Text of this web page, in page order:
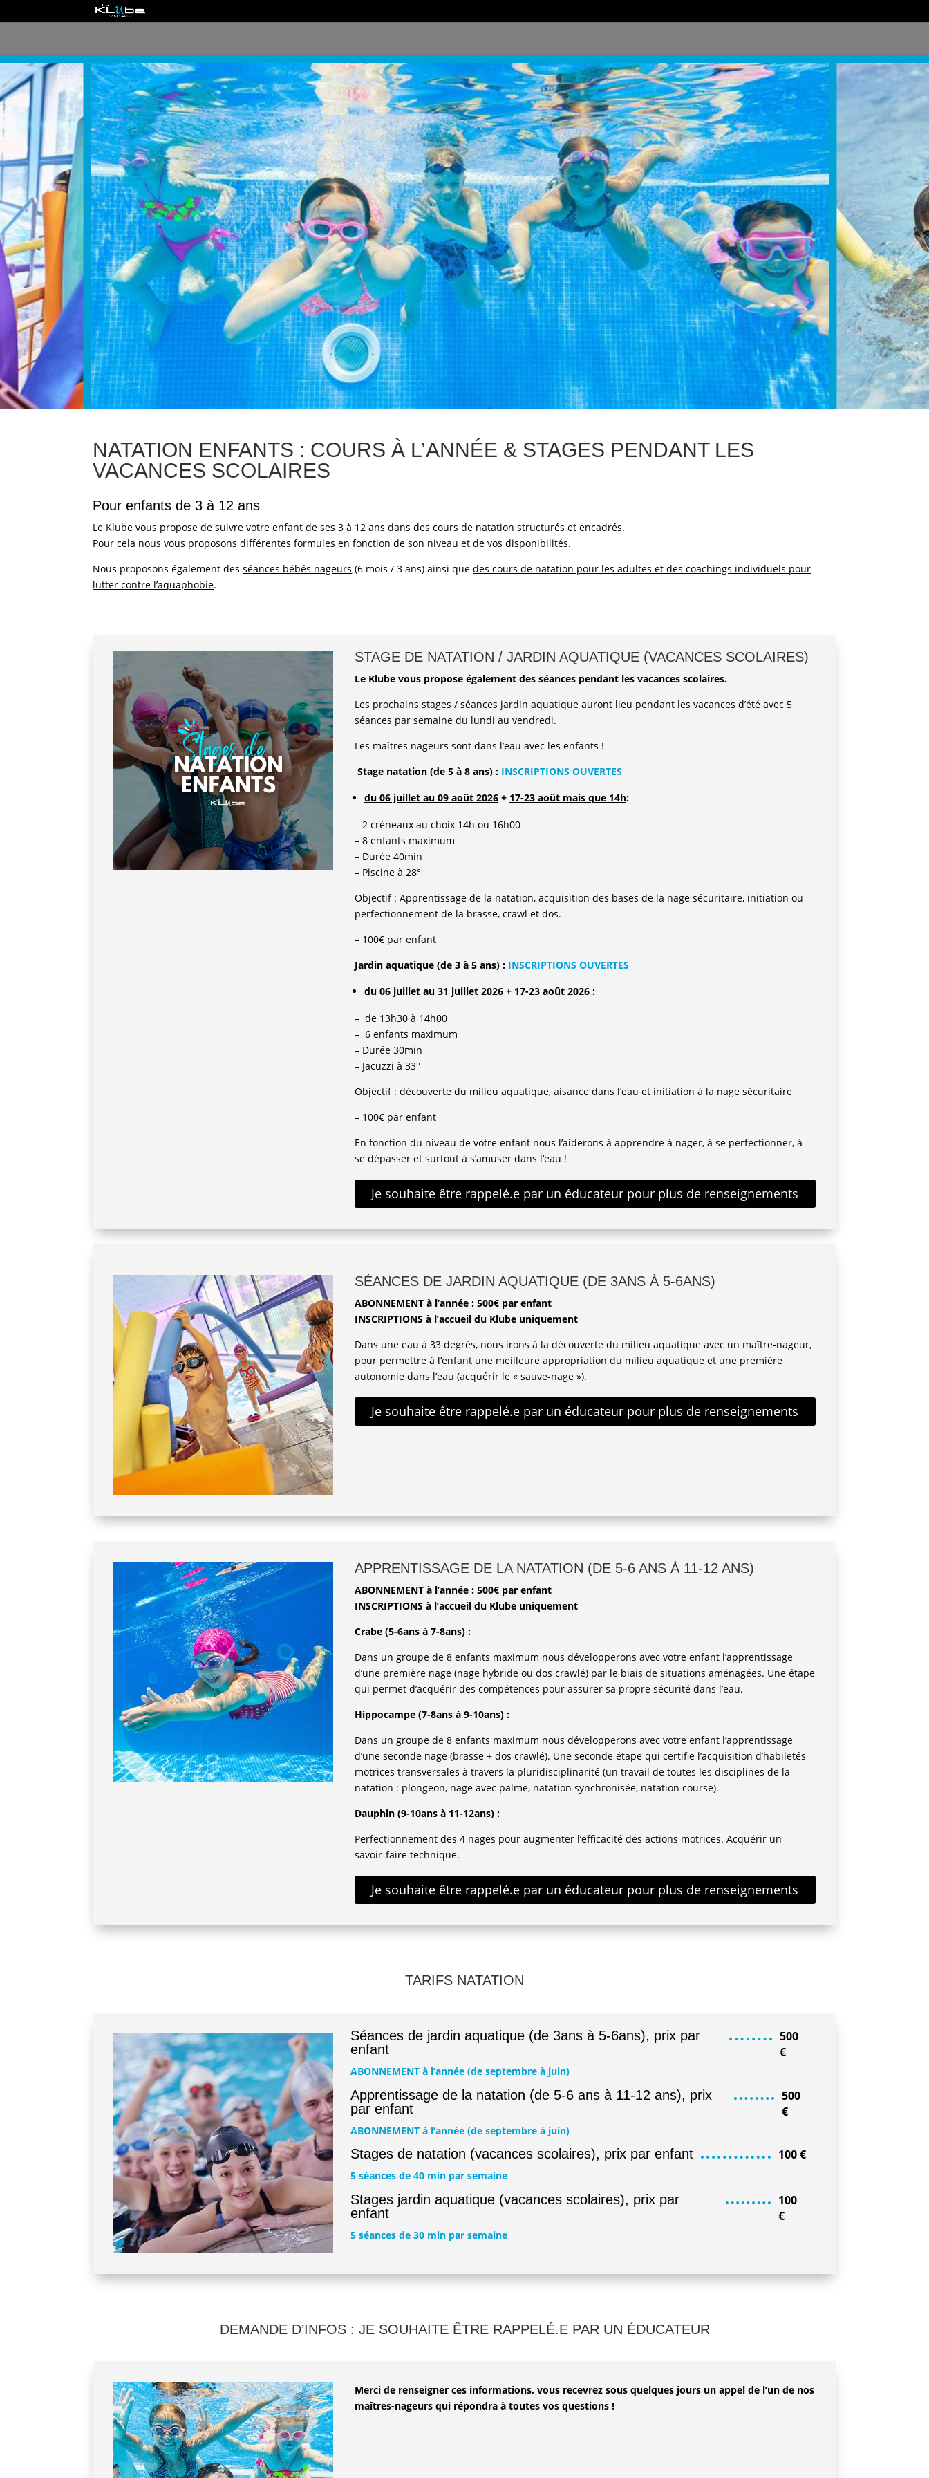
NATATION ENFANTS : COURS À L’ANNÉE & STAGES PENDANT LES
VACANCES SCOLAIRES
Pour enfants de 3 à 12 ans
Le Klube vous propose de suivre votre enfant de ses 3 à 12 ans dans des cours de natation structurés et encadrés.
Pour cela nous vous proposons différentes formules en fonction de son niveau et de vos disponibilités.
Nous proposons également desséances bébés nageurs (6 mois / 3 ans) ainsi quedes cours de natation pour les adultes et des coachings individuels pour
lutter contre l’aquaphobie.
STAGE DE NATATION / JARDIN AQUATIQUE (VACANCES SCOLAIRES)
Le Klube vous propose également des séances pendant les vacances scolaires.
Les prochains stages / séances jardin aquatique auront lieu pendant les vacances d’été avec 5
séances par semaine du lundi au vendredi.
Les maîtres nageurs sont dans l’eau avec les enfants !
Stage natation(de 5 à 8 ans) : INSCRIPTIONS OUVERTES
du 06 juillet au 09 août 2026+ 17-23 août mais que 14h:
– 2 créneaux au choix 14h ou 16h00
– 8 enfants maximum
– Durée 40min
– Piscine à 28°
Objectif : Apprentissage de la natation, acquisition des bases de la nage sécuritaire, initiation ou
perfectionnement de la brasse, crawl et dos.
– 100€ par enfant
Jardin aquatique (de 3 à 5 ans) : INSCRIPTIONS OUVERTES
du 06 juillet au 31 juillet 2026+ 17-23 août 2026 :
– de 13h30 à 14h00
– 6 enfants maximum
– Durée 30min
– Jacuzzi à 33°
Objectif : découverte du milieu aquatique, aisance dans l’eau et initiation à la nage sécuritaire
– 100€ par enfant
En fonction du niveau de votre enfant nous l’aiderons à apprendre à nager, à se perfectionner, à
se dépasser et surtout à s’amuser dans l’eau !
Je souhaite être rappelé.e par un éducateur pour plus de renseignements
SÉANCES DE JARDIN AQUATIQUE (DE 3ANS À 5-6ANS)
ABONNEMENT à l’année : 500€ par enfant
INSCRIPTIONS à l’accueil du Klube uniquement
Dans une eau à 33 degrés, nous irons à la découverte du milieu aquatique avec un maître-nageur,
pour permettre à l’enfant une meilleure appropriation du milieu aquatique et une première
autonomie dans l’eau (acquérir le « sauve-nage »).
Je souhaite être rappelé.e par un éducateur pour plus de renseignements
APPRENTISSAGE DE LA NATATION (DE 5-6 ANS À 11-12 ANS)
ABONNEMENT à l’année : 500€ par enfant
INSCRIPTIONS à l’accueil du Klube uniquement
Crabe (5-6ans à 7-8ans) :
Dans un groupe de 8 enfants maximum nous développerons avec votre enfant l’apprentissage
d’une première nage (nage hybride ou dos crawlé) par le biais de situations aménagées. Une étape
qui permet d’acquérir des compétences pour assurer sa propre sécurité dans l’eau.
Hippocampe (7-8ans à 9-10ans) :
Dans un groupe de 8 enfants maximum nous développerons avec votre enfant l’apprentissage
d’une seconde nage (brasse + dos crawlé). Une seconde étape qui certifie l’acquisition d’habiletés
motrices transversales à travers la pluridisciplinarité (un travail de toutes les disciplines de la
natation : plongeon, nage avec palme, natation synchronisée, natation course).
Dauphin (9-10ans à 11-12ans) :
Perfectionnement des 4 nages pour augmenter l’efficacité des actions motrices. Acquérir un
savoir-faire technique.
Je souhaite être rappelé.e par un éducateur pour plus de renseignements
TARIFS NATATION
Séances de jardin aquatique (de 3ans à 5-6ans), prix par
enfant
500
€
ABONNEMENT à l’année (de septembre à juin)
Apprentissage de la natation (de 5-6 ans à 11-12 ans), prix
par enfant
500
€
ABONNEMENT à l’année (de septembre à juin)
Stages de natation (vacances scolaires), prix par enfant 100€
5 séances de 40 min par semaine
Stages jardin aquatique (vacances scolaires), prix par
enfant
100
€
5 séances de 30 min par semaine
DEMANDE D’INFOS : JE SOUHAITE ÊTRE RAPPELÉ.E PAR UN ÉDUCATEUR
Merci de renseigner ces informations, vous recevrez sous quelques jours un appel de l’un de nos
maîtres-nageurs qui répondra à toutes vos questions !